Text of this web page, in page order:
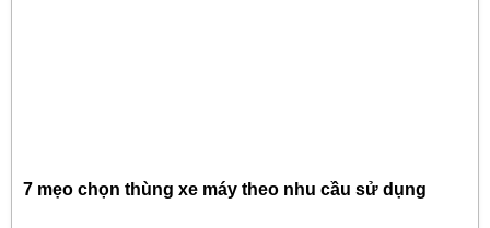
7 mẹo chọn thùng xe máy theo nhu cầu sử dụng